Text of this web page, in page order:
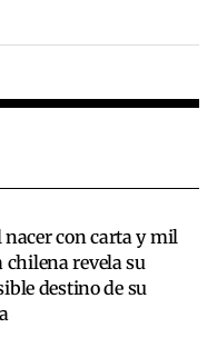
con carta y mil
chilena revela su
destino de su